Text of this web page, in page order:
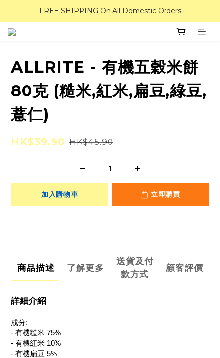
FREE SHIPPING On All Domestic Orders
ALLRITE - 有機五穀米餅
80克 (糙米,紅米,扁豆,綠豆,
薏仁)
HK$39.90 HK$45.90
加入購物車 立即購買
商品描述 了解更多
送貨及付
款方式
顧客評價
詳細介紹
成分:
- 有機糙米 75%
- 有機紅米 10%
- 有機扁豆 5%